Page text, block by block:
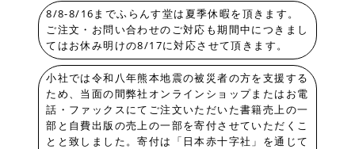
8/8-8/16までふらんす堂は夏季休暇を頂きます。
ご注文・お問い合わせのご対応も期間中につきまし
てはお休み明けの8/17に対応させて頂きます。
小社では令和八年熊本地震の被災者の方を支援する
ため、当面の間弊社オンラインショップまたはお電
話・ファックスにてご注文いただいた書籍売上の一
部と自費出版の売上の一部を寄付させていただくこ
とと致しました。寄付は「日本赤十字社」を通じて